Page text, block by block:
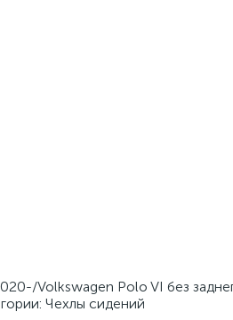
Volkswagen Polo VI без
Чехлы сидений